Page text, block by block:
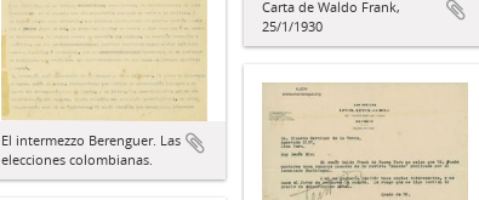
El intermezzo Berenguer. Las
elecciones colombianas.
Carta de Waldo Frank,
25/1/1930